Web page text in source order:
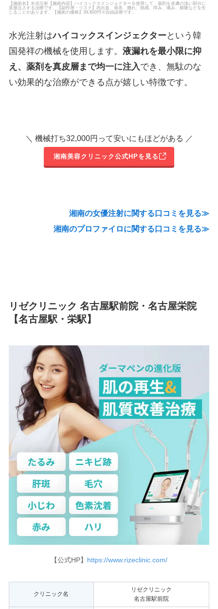
【施術名】水光注射【施術内容】ハイコックスインジェクターを使用して、薬剤を皮膚の浅い部分に
直接注入する治療です。【副作用・リスク】内出血、発赤、腫れ、熱感、痒み、痛み、膨隆などを生
じることがあります。【施術の価格】39,800円※自由診療です。
水光注射はハイコックスインジェクター という韓
国発祥の機械を使用します。 液漏れを最小限に抑
え、薬剤を真皮層まで均一に注入でき、無駄のな
い効果的な治療ができる点が嬉しい特徴です。
＼ 機械打ち32,000円って安いにもほどがある ／
湘南美容クリニック公式HPを見る
湘南の女優注射に関する口コミを見る≫
湘南のプロファイロに関する口コミを見る≫
リゼクリニック 名古屋駅前院・名古屋栄院
【名古屋駅・栄駅】
【公式HP】 https://www.rizeclinic.com/
クリニック名
リゼクリニック
名古屋駅前院